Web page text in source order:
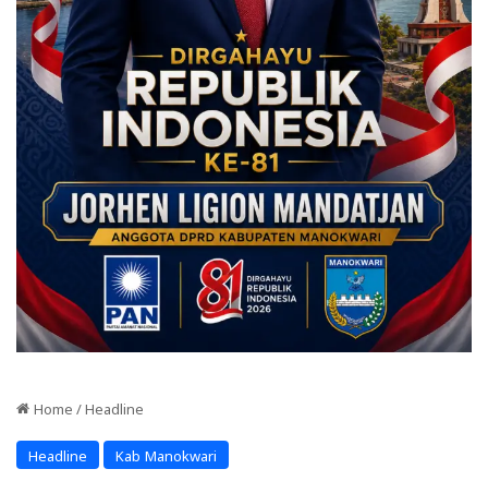
Home / Headline
Headline Kab Manokwari